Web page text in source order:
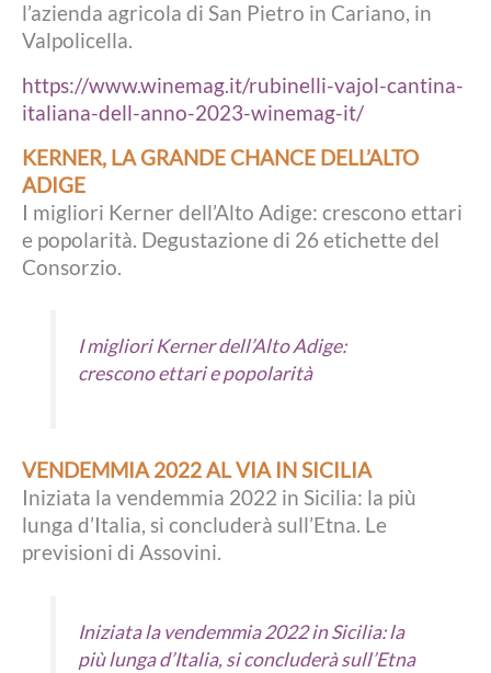
l’azienda agricola di San Pietro in Cariano, in
Valpolicella.
https://www.winemag.it/rubinelli-vajol-cantina-
italiana-dell-anno-2023-winemag-it/
KERNER, LA GRANDE CHANCE DELL’ALTO
ADIGE
I migliori Kerner dell’Alto Adige: crescono ettari
e popolarità. Degustazione di 26 etichette del
Consorzio.
I migliori Kerner dell’Alto Adige:
crescono ettari e popolarità
VENDEMMIA 2022 AL VIA IN SICILIA
Iniziata la vendemmia 2022 in Sicilia: la più
lunga d’Italia, si concluderà sull’Etna. Le
previsioni di Assovini.
Iniziata la vendemmia 2022 in Sicilia: la
più lunga d’Italia, si concluderà sull’Etna